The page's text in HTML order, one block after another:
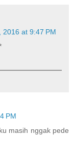
2016 at 9:47 PM
PM
masih nggak pede